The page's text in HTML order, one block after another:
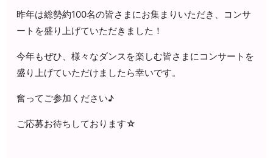
昨年は総勢約100名の皆さまにお集まりいただき、コンサ
ートを盛り上げていただきました！
今年もぜひ、様々なダンスを楽しむ皆さまにコンサートを
盛り上げていただけましたら幸いです。
奮ってご参加ください♪
ご応募お待ちしております☆